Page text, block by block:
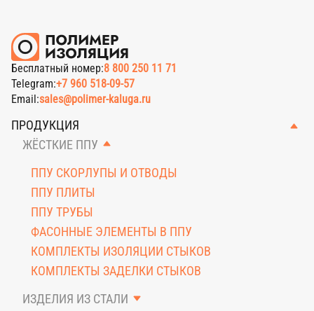
Бесплатный номер:8 800 250 11 71
Telegram:+7 960 518-09-57
Email:sales@polimer-kaluga.ru
ПРОДУКЦИЯ
ЖЁСТКИЕ ППУ
ППУ СКОРЛУПЫ И ОТВОДЫ
ППУ ПЛИТЫ
ППУ ТРУБЫ
ФАСОННЫЕ ЭЛЕМЕНТЫ В ППУ
КОМПЛЕКТЫ ИЗОЛЯЦИИ СТЫКОВ
КОМПЛЕКТЫ ЗАДЕЛКИ СТЫКОВ
ИЗДЕЛИЯ ИЗ СТАЛИ